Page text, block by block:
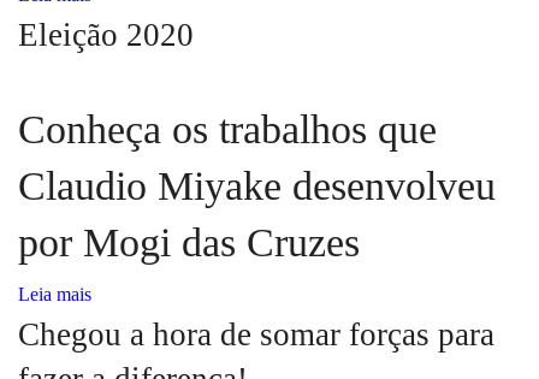
Eleição 2020
Conheça os trabalhos que
Claudio Miyake desenvolveu
por Mogi das Cruzes
Leia mais
Chegou a hora de somar forças para